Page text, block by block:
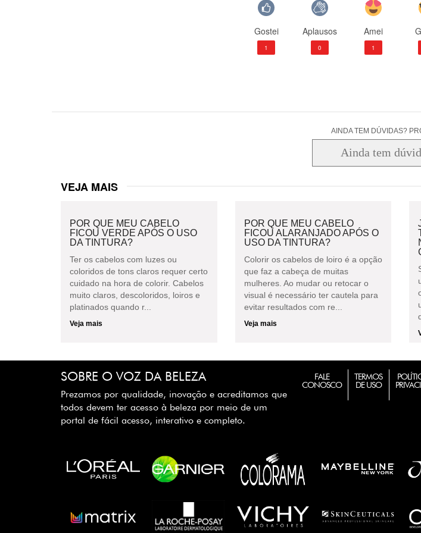
Gostei
1
Aplausos
0
Amei
1
AINDA TEM DÚVIDAS?
VEJA MAIS
POR QUE MEU CABELO
FICOU VERDE APÓS O USO
DA TINTURA?
Ter os cabelos com luzes ou
coloridos de tons claros requer certo
cuidado na hora de colorir. Cabelos
muito claros, descoloridos, loiros e
platinados quando r...
Veja mais
POR QUE MEU CABELO
FICOU ALARANJADO APÓS O
USO DA TINTURA?
Colorir os cabelos de loiro é a opção
que faz a cabeça de muitas
mulheres. Ao mudar ou retocar o
visual é necessário ter cautela para
evitar resultados com re...
Veja mais
SOBRE O VOZ DA BELEZA
Prezamos por qualidade, inovação e acreditamos que
todos devem ter acesso à beleza por meio de um
portal de fácil acesso, interativo e completo.
FALE
CONOSCO
TERMOS
DE USO